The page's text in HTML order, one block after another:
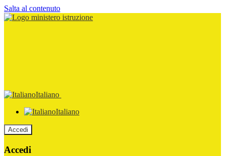
Salta al contenuto
Italiano
Italiano
Accedi
Accedi